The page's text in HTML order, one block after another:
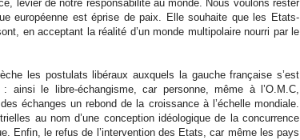
levier de notre responsabilité au monde. Nous voulons rester
européenne est éprise de paix. Elle souhaite que les Etats-
en acceptant la réalité d’un monde multipolaire nourri par le
les postulats libéraux auxquels la gauche française s’est
ainsi le libre-échangisme, car personne, même à l’O.M.C,
échanges un rebond de la croissance à l’échelle mondiale.
au nom d’une conception idéologique de la concurrence
Enfin, le refus de l’intervention des Etats, car même les pays